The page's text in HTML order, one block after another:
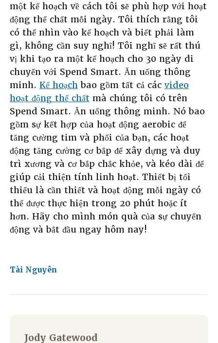
một kế hoạch về cách tôi sẽ phù hợp với hoạt
động thể chất mỗi ngày. Tôi thích rằng tôi
có thể nhìn vào kế hoạch và biết phải làm
gì, không cần suy nghĩ! Tôi nghĩ sẽ rất thú
vị khi tạo ra một kế hoạch cho 30 ngày di
chuyển với Spend Smart. Ăn uống thông
minh. Kế hoạch bao gồm tất cả các video
hoạt động thể chất mà chúng tôi có trên
Spend Smart. Ăn uống thông minh. Nó bao
gồm sự kết hợp của hoạt động aerobic để
tăng cường tim và phổi của bạn, các hoạt
động tăng cường cơ bắp để xây dựng và duy
trì xương và cơ bắp chắc khỏe, và kéo dài để
giúp cải thiện tính linh hoạt. Thiết bị tối
thiểu là cần thiết và hoạt động mỗi ngày có
thể được thực hiện trong 20 phút hoặc ít
hơn. Hãy cho mình món quà của sự chuyển
động và bắt đầu ngay hôm nay!
Tài Nguyên
Jody Gatewood